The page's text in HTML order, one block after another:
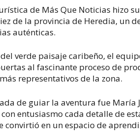
de Más Que Noticias hizo
de la provincia de Heredia, un
auténticas.
verde paisaje caribeño, el
al fascinante proceso de
representativos de la zona.
de guiar la aventura fue María
entusiasmo cada detalle de
convirtió en un espacio de